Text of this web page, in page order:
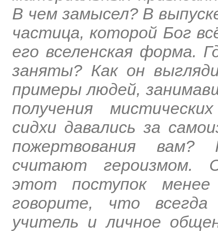
В чем замысел? В
частица, которой Бог
его вселенская форма.
заняты? Как он
примеры людей,
получения
сидхи давались за
пожертвования
считают героизмом.
этот поступок
говорите, что
учитель и личное